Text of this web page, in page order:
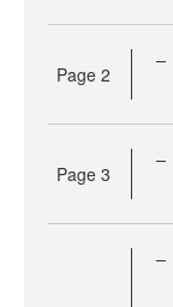
Page 2
Page 3